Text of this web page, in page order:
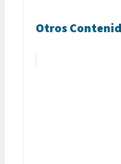
Otros